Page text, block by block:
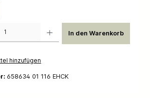
In den Warenkorb
hinzufügen
658634 01 116 EHCK